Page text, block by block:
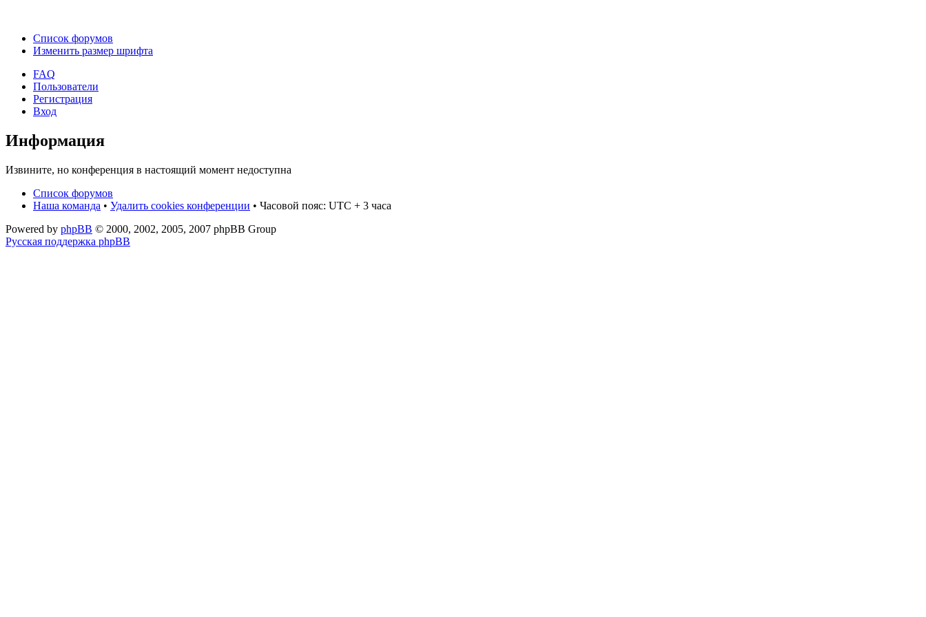
Список форумов
Изменить размер шрифта
FAQ
Пользователи
Регистрация
Вход
Информация
Извините, но конференция в настоящий момент недоступна
Список форумов
Наша команда • Удалить cookies конференции • Часовой пояс: UTC + 3 часа
Powered by phpBB © 2000, 2002, 2005, 2007 phpBB Group
Русская поддержка phpBB